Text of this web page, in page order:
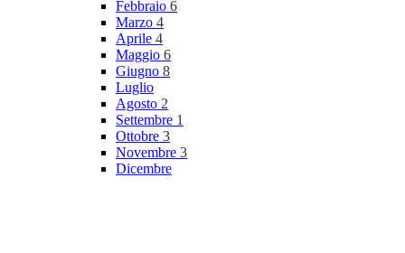
Febbraio 6
Marzo 4
Aprile 4
Maggio 6
Giugno 8
Luglio
Agosto 2
Settembre 1
Ottobre 3
Novembre 3
Dicembre